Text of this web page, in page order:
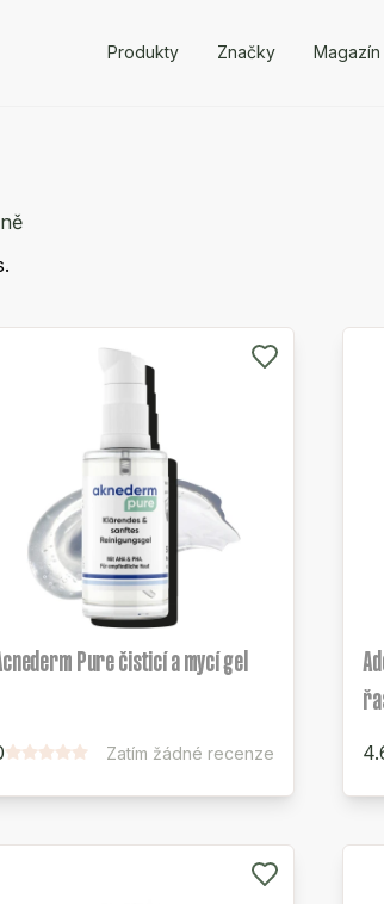
Produkty Značky Magazín
Pure čisticí a mycí gel
Zatím žádné recenze